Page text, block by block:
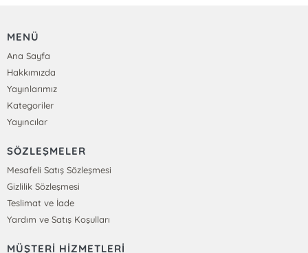
MENÜ
Ana Sayfa
Hakkımızda
Yayınlarımız
Kategoriler
Yayıncılar
SÖZLEŞMELER
Mesafeli Satış Sözleşmesi
Gizlilik Sözleşmesi
Teslimat ve İade
Yardım ve Satış Koşulları
MÜŞTERİ HİZMETLERİ